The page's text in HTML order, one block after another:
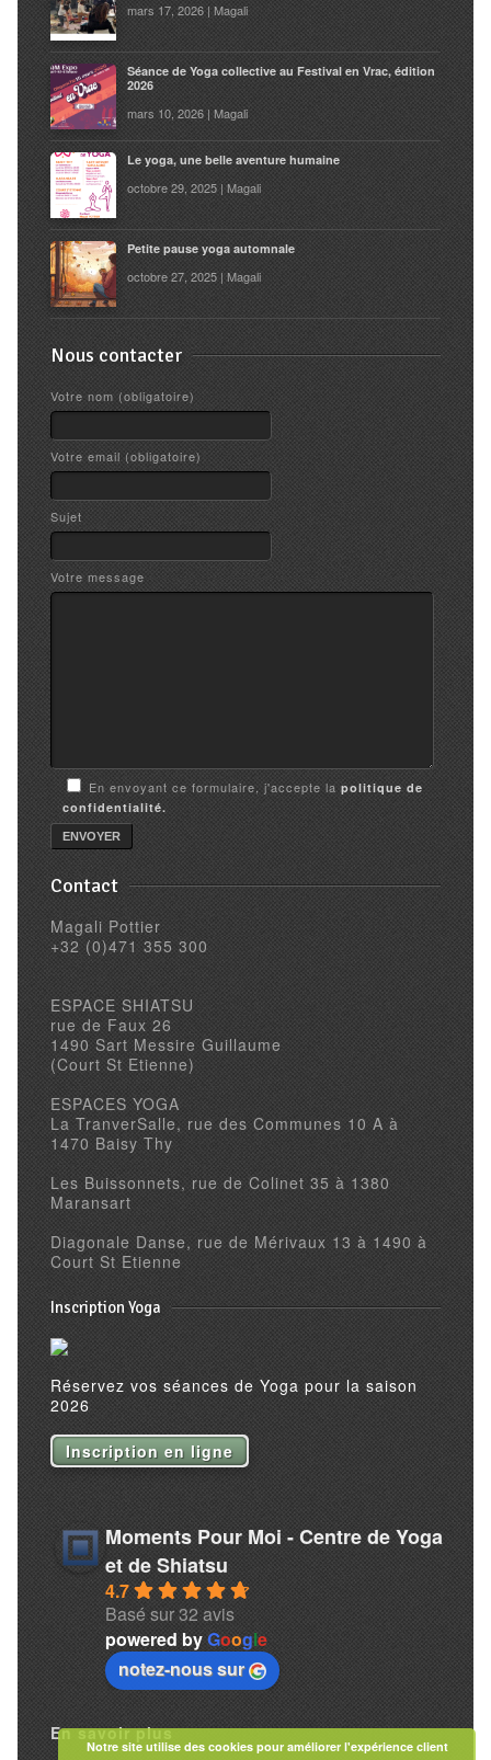
mars 17, 2026 | Magali
Séance de Yoga collective au Festival en Vrac, édition
2026
mars 10, 2026 | Magali
Le yoga, une belle aventure humaine
octobre 29, 2025 | Magali
Petite pause yoga automnale
octobre 27, 2025 | Magali
Nous contacter
Votre nom (obligatoire)
Votre email (obligatoire)
Sujet
Votre message
En envoyant ce formulaire, j'accepte la politique de
confidentialité.
Contact
Magali Pottier
+32 (0)471 355 300
ESPACE SHIATSU
rue de Faux 26
1490 Sart Messire Guillaume
(Court St Etienne)
ESPACES YOGA
La TranverSalle, rue des Communes 10 A à
1470 Baisy Thy
Les Buissonnets, rue de Colinet 35 à 1380
Maransart
Diagonale Danse, rue de Mérivaux 13 à 1490 à
Court St Etienne
Inscription Yoga
Réservez vos séances de Yoga pour la saison
2026
Inscription en ligne
Moments Pour Moi - Centre de Yoga
et de Shiatsu
4.7
Basé sur 32 avis
powered byGoogle
notez-nous sur
En savoir plus
Notre site utilise des cookies pour améliorer l'expérience client